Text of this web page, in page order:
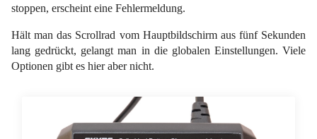
stoppen, erscheint eine Fehlermeldung.
Hält man das Scrollrad vom Hauptbildschirm aus fünf Sekunden
lang gedrückt, gelangt man in die globalen Einstellungen. Viele
Optionen gibt es hier aber nicht.